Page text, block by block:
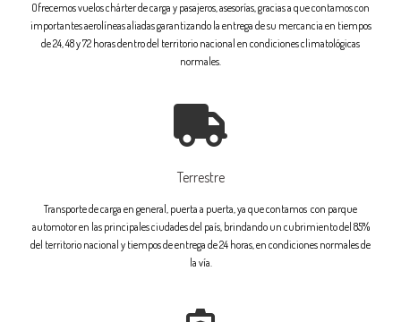
Ofrecemos vuelos chárter de carga y pasajeros, asesorías, gracias a que contamos con
importantes aerolíneas aliadas garantizando la entrega de su mercancia en tiempos
de 24, 48 y 72 horas dentro del territorio nacional en condiciones climatológicas
normales.
Terrestre
Transporte de carga en general, puerta a puerta, ya que contamos con parque
automotor en las principales ciudades del país, brindando un cubrimiento del 85%
del territorio nacional y tiempos de entrega de 24 horas, en condiciones normales de
la vía.